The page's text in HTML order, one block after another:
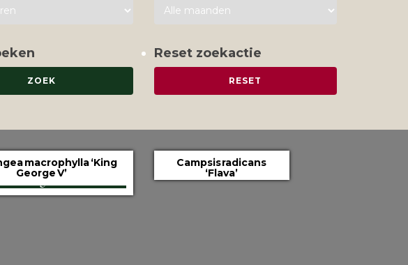
Reset zoekactie
macrophylla ‘King
George V’
Campsis radicans
‘Flava’